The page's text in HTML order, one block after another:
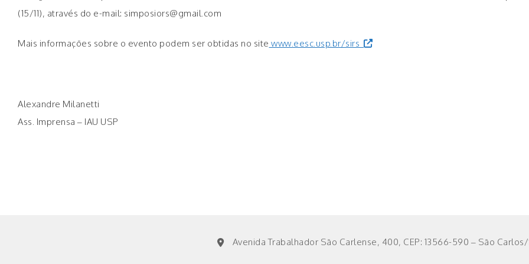
(15/11), através do e-mail: simposiors@gmail.com
Mais informações sobre o evento podem ser obtidas no site www.eesc.usp.br/sirs
Alexandre Milanetti
Ass. Imprensa – IAU USP
Avenida Trabalhador São Carlense, 400, CEP: 13566-590 – São